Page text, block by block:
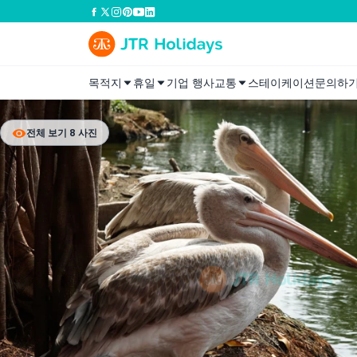
목적지 휴일 기업 행사교통 스테이케이션문의하
전체 보기 8 사진